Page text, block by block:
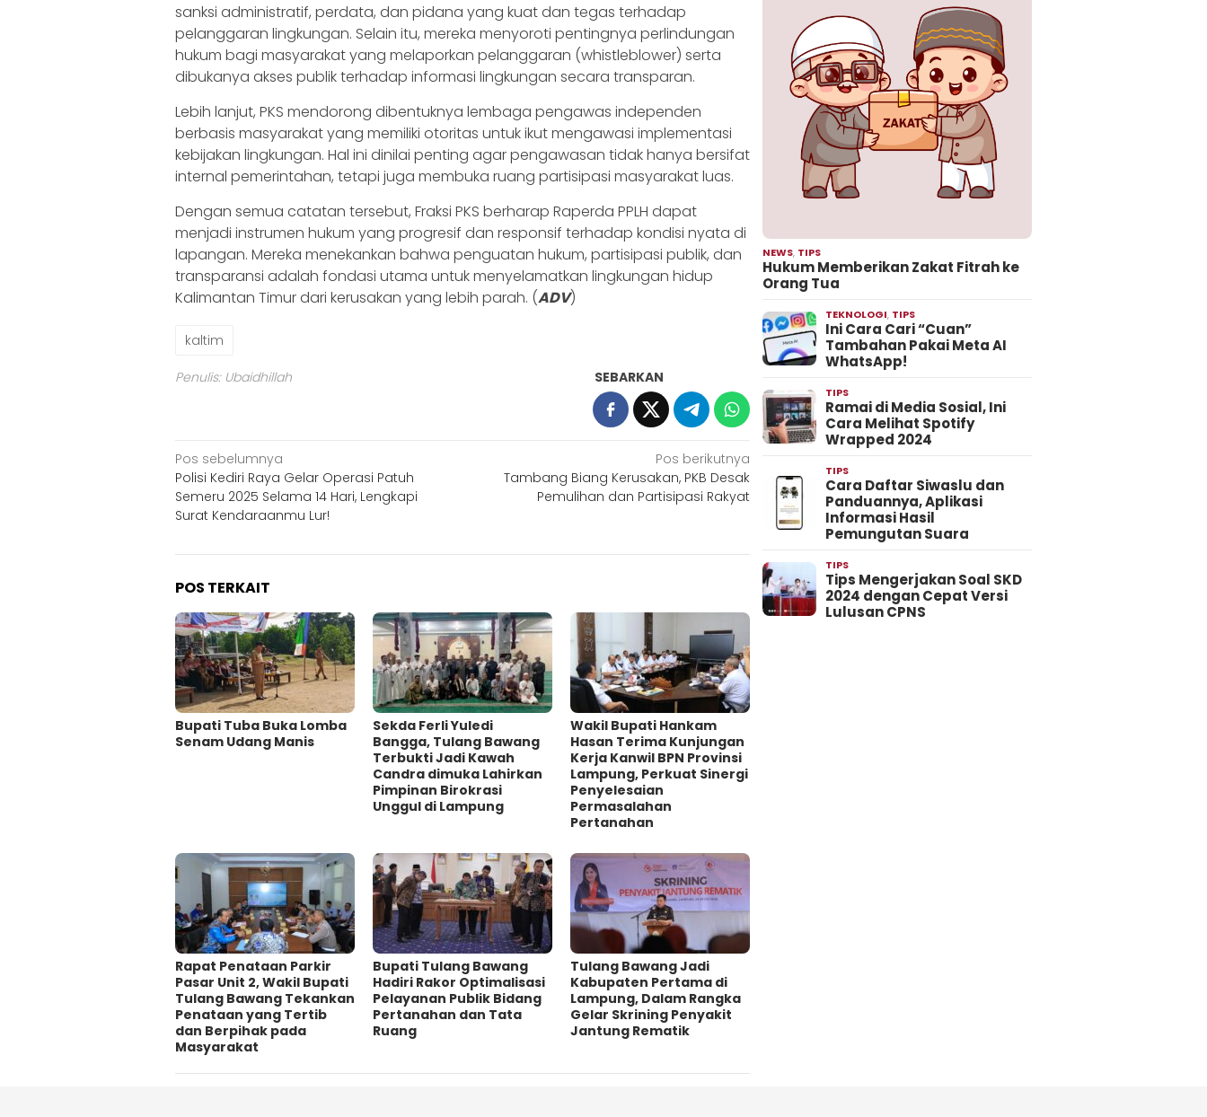
sanksi administratif, perdata, dan pidana yang kuat dan tegas terhadap
pelanggaran lingkungan. Selain itu, mereka menyoroti pentingnya perlindungan
hukum bagi masyarakat yang melaporkan pelanggaran (whistleblower) serta
dibukanya akses publik terhadap informasi lingkungan secara transparan.
Lebih lanjut, PKS mendorong dibentuknya lembaga pengawas independen
berbasis masyarakat yang memiliki otoritas untuk ikut mengawasi implementasi
kebijakan lingkungan. Hal ini dinilai penting agar pengawasan tidak hanya bersifat
internal pemerintahan, tetapi juga membuka ruang partisipasi masyarakat luas.
Dengan semua catatan tersebut, Fraksi PKS berharap Raperda PPLH dapat
menjadi instrumen hukum yang progresif dan responsif terhadap kondisi nyata di
lapangan. Mereka menekankan bahwa penguatan hukum, partisipasi publik, dan
transparansi adalah fondasi utama untuk menyelamatkan lingkungan hidup
Kalimantan Timur dari kerusakan yang lebih parah. (ADV)
kaltim
Penulis: Ubaidhillah SEBARKAN
Navigasi
pos
Pos sebelumnya
Polisi Kediri Raya Gelar Operasi Patuh
Semeru 2025 Selama 14 Hari, Lengkapi
Surat Kendaraanmu Lur!
Pos berikutnya
Tambang Biang Kerusakan, PKB Desak
Pemulihan dan Partisipasi Rakyat
POS TERKAIT
Bupati Tuba Buka Lomba
Senam Udang Manis
Sekda Ferli Yuledi
Bangga, Tulang Bawang
Terbukti Jadi Kawah
Candra dimuka Lahirkan
Pimpinan Birokrasi
Unggul di Lampung
Wakil Bupati Hankam
Hasan Terima Kunjungan
Kerja Kanwil BPN Provinsi
Lampung, Perkuat Sinergi
Penyelesaian
Permasalahan
Pertanahan
Rapat Penataan Parkir
Pasar Unit 2, Wakil Bupati
Tulang Bawang Tekankan
Penataan yang Tertib
dan Berpihak pada
Masyarakat
Bupati Tulang Bawang
Hadiri Rakor Optimalisasi
Pelayanan Publik Bidang
Pertanahan dan Tata
Ruang
Tulang Bawang Jadi
Kabupaten Pertama di
Lampung, Dalam Rangka
Gelar Skrining Penyakit
Jantung Rematik
NEWS, TIPS
Hukum Memberikan Zakat Fitrah ke
Orang Tua
TEKNOLOGI, TIPS
Ini Cara Cari “Cuan”
Tambahan Pakai Meta AI
WhatsApp!
TIPS
Ramai di Media Sosial, Ini
Cara Melihat Spotify
Wrapped 2024
TIPS
Cara Daftar Siwaslu dan
Panduannya, Aplikasi
Informasi Hasil
Pemungutan Suara
TIPS
Tips Mengerjakan Soal SKD
2024 dengan Cepat Versi
Lulusan CPNS